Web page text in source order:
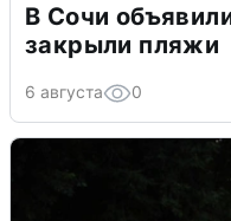
В Сочи
закрыли пляжи
6 августа 0